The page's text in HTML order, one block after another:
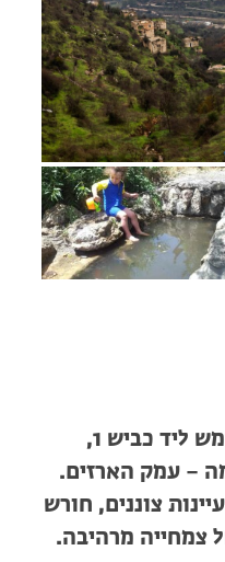
בין מבשרת ציון למוצא, ממש ליד כביש 1,
– עמק הארזים.
צוננים, חורש
צמחייה מרהיבה.